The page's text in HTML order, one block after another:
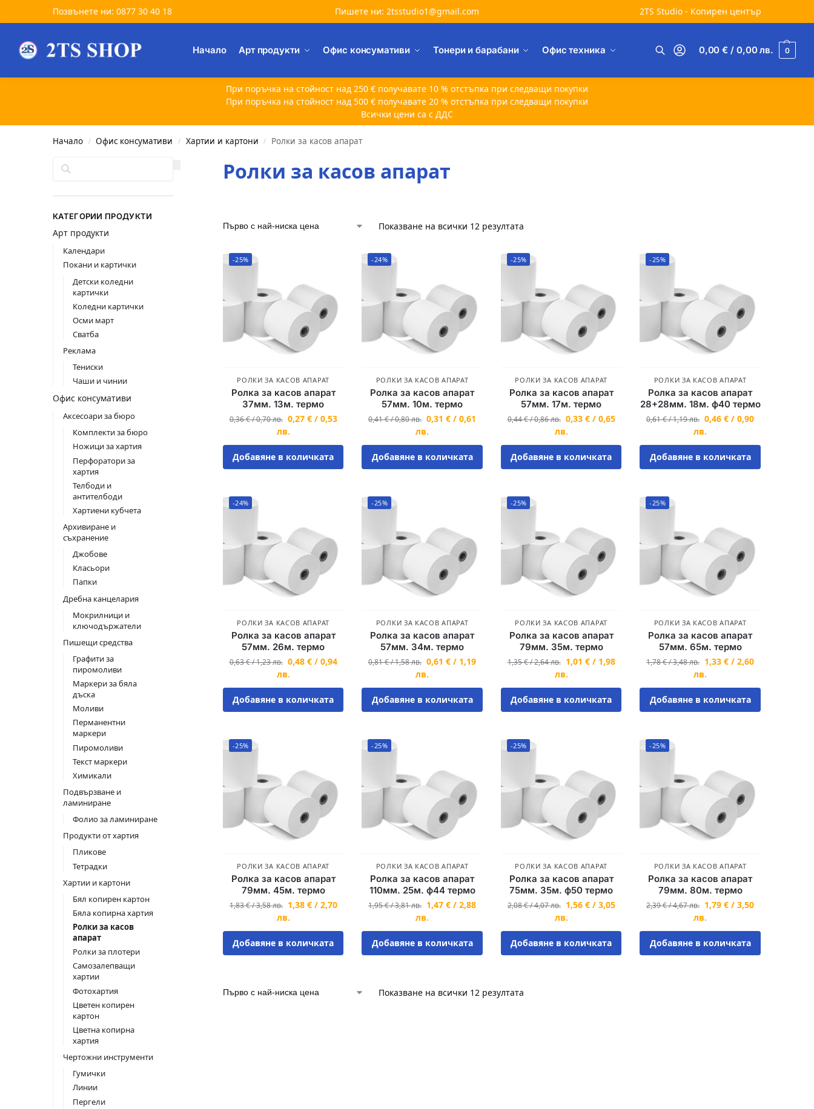
Позвънете ни: 0877 30 40 18 Пишете ни: 2tsstudio1@gmail.com 2TS Studio - Копирен център
Начало Арт продукти Офис консумативи Тонери и барабани Офис техника
Търсене
0,00€ / 0,00лв. 0
При поръчка на стойност над 250 € получавате 10 % отстъпка при следващи покупки
При поръчка на стойност над 500 € получавате 20 % отстъпка при следващи покупки
Всички цени са с ДДС
Начало / Офис консумативи / Хартии и картони / Ролки за касов апарат
Ролки за касов апарат
Показване на всички 12 резултата
-25%
РОЛКИ ЗА КАСОВ АПАРАТ
Ролка за касов апарат
37мм. 13м. термо
0,36€/0,70лв. 0,27 € / 0,53
лв.
Добавяне в количката
-24%
РОЛКИ ЗА КАСОВ АПАРАТ
Ролка за касов апарат
57мм. 10м. термо
0,41€/0,80лв. 0,31€ /0,61
лв.
Добавяне в количката
-25%
РОЛКИ ЗА КАСОВ АПАРАТ
Ролка за касов апарат
57мм. 17м. термо
0,44€/0,86лв. 0,33 € / 0,65
лв.
Добавяне в количката
-25%
РОЛКИ ЗА КАСОВ АПАРАТ
Ролка за касов апарат
28+28мм. 18м. ф40 термо
0,61€/1,19лв. 0,46€ /0,90
лв.
Добавяне в количката
-24%
РОЛКИ ЗА КАСОВ АПАРАТ
Ролка за касов апарат
57мм. 26м. термо
0,63€/1,23лв. 0,48 € / 0,94
лв.
Добавяне в количката
-25%
РОЛКИ ЗА КАСОВ АПАРАТ
Ролка за касов апарат
57мм. 34м. термо
0,81€/1,58лв. 0,61€ / 1,19
лв.
Добавяне в количката
-25%
РОЛКИ ЗА КАСОВ АПАРАТ
Ролка за касов апарат
79мм. 35м. термо
1,35€/2,64лв. 1,01 € / 1,98
лв.
Добавяне в количката
-25%
РОЛКИ ЗА КАСОВ АПАРАТ
Ролка за касов апарат
57мм. 65м. термо
1,78€/3,48лв. 1,33€ /2,60
лв.
Добавяне в количката
-25%
РОЛКИ ЗА КАСОВ АПАРАТ
Ролка за касов апарат
79мм. 45м. термо
1,83€/3,58лв. 1,38 € / 2,70
лв.
Добавяне в количката
-25%
РОЛКИ ЗА КАСОВ АПАРАТ
Ролка за касов апарат
110мм. 25м. ф44 термо
1,95€/3,81лв. 1,47€ /2,88
лв.
Добавяне в количката
-25%
РОЛКИ ЗА КАСОВ АПАРАТ
Ролка за касов апарат
75мм. 35м. ф50 термо
2,08€/4,07лв. 1,56 € / 3,05
лв.
Добавяне в количката
-25%
РОЛКИ ЗА КАСОВ АПАРАТ
Ролка за касов апарат
79мм. 80м. термо
2,39€/4,67лв. 1,79€ /3,50
лв.
Добавяне в количката
Показване на всички 12 резултата
КАТЕГОРИИ ПРОДУКТИ
Арт продукти
Календари
Покани и картички
Детски коледни
картички
Коледни картички
Осми март
Сватба
Реклама
Тениски
Чаши и чинии
Офис консумативи
Аксесоари за бюро
Комплекти за бюро
Ножици за хартия
Перфоратори за
хартия
Телбоди и
антителбоди
Хартиени кубчета
Архивиране и
съхранение
Джобове
Класьори
Папки
Дребна канцелария
Мокрилници и
ключодържатели
Пишещи средства
Графити за
пиромоливи
Маркери за бяла
дъска
Моливи
Перманентни
маркери
Пиромоливи
Текст маркери
Химикали
Подвързване и
ламиниране
Фолио за ламиниране
Продукти от хартия
Пликове
Тетрадки
Хартии и картони
Бял копирен картон
Бяла копирна хартия
Ролки за касов
апарат
Ролки за плотери
Самозалепващи
хартии
Фотохартия
Цветен копирен
картон
Цветна копирна
хартия
Чертожни инструменти
Гумички
Линии
Пергели